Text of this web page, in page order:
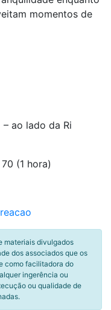
momentos de
ao lado da Ri
(1 hora)
materiais divulgados
dos associados que os
como facilitadora do
ingerência ou
ou qualidade de